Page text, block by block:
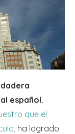
español.
que el
, ha logrado